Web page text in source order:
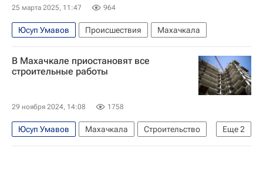
25 марта 2025, 11:47 964
Юсуп Умавов Происшествия Махачкала
В Махачкале приостановят все
строительные работы
29 ноября 2024, 14:08 1758
Еще2
Юсуп Умавов Махачкала
Строительство
Жилье
Республика Дагестан